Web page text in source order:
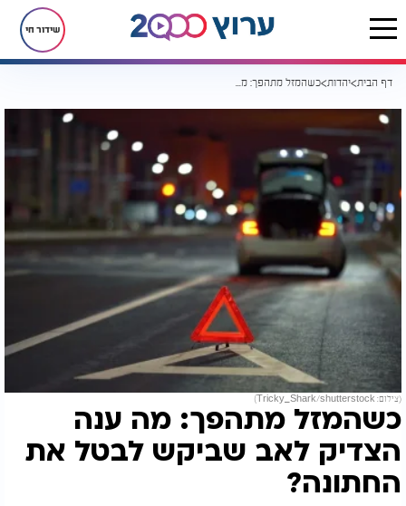
שידור חי
דף הבית יהדות כשהמזל מתהפך: מה ענה הצדיק לאב שביקש לבטל את החתונה?
(צילום: Tricky_Shark/shutterstock)
כשהמזל מתהפך: מה ענה
הצדיק לאב שביקש לבטל את
החתונה?